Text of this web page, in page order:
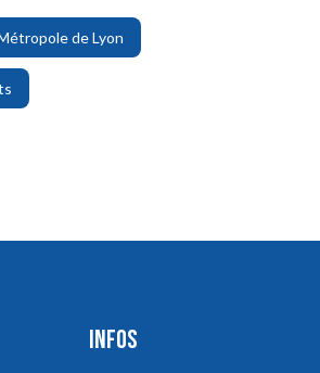
de Lyon
INFOS